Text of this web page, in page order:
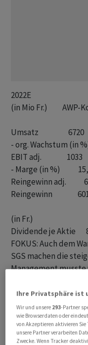
2022E
(in Mio Fr.)          AWP-
Umsatz                    6720
- org. Wachstum (in
EBIT adj.                 1033
- Marge (in %)
Reingewinn adj.
Reingewinn
(in Fr.)
FOKUS: Auch dem
SGS machen die
Management
Investorentags
gespannt, wie die
2023 formuliert
Ihre Privatsphäre ist
Wir und unsere 293-Partner
wie Browserdaten oder
von Akzeptieren aktivieren
unsere Partner verarbeiten
Zwecke. Wenn Tracker